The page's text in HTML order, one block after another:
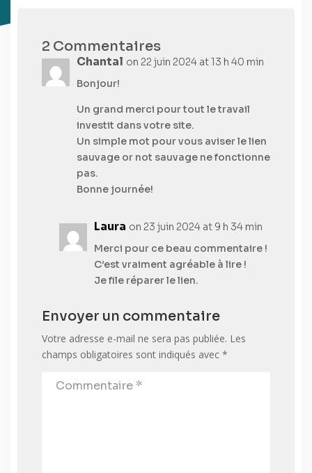
2 Commentaires
Chantal on 22 juin 2024 at 13 h 40 min
Bonjour!
Un grand merci pour tout le travail
investit dans votre site.
Un simple mot pour vous aviser le lien
sauvage or not sauvage ne fonctionne
pas.
Bonne journée!
Laura on 23 juin 2024 at 9 h 34 min
Merci pour ce beau commentaire !
C’est vraiment agréable à lire !
Je file réparer le lien.
Envoyer un commentaire
Votre adresse e-mail ne sera pas publiée. Les
champs obligatoires sont indiqués avec *